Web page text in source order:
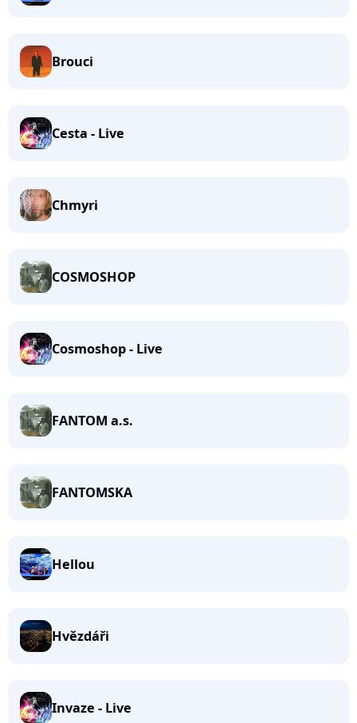
Brouci
Cesta - Live
Chmyri
COSMOSHOP
Cosmoshop - Live
FANTOM a.s.
FANTOMSKA
Hellou
Hvězdáři
Invaze - Live